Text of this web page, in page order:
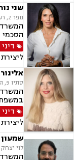
צווי
עסקי,
שני
נופר 2, רעננה
המשרד
הסכמי
תיאום
הורי,
סתיו 9, הוד השרון
חלוקת
זמני
לוי יצחק